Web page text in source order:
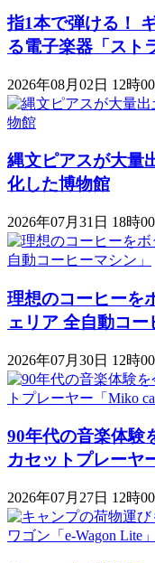
指1本で弾ける！
る電子楽器「スト
2026年08月02日 12時
縄文ピアスが大量
化した博物館
2026年07月31日 18時
理想のコーヒーを
ェリア 全自動コー
2026年07月30日 12時
90年代の音楽体験
カセットプレーヤ
2026年07月27日 12時